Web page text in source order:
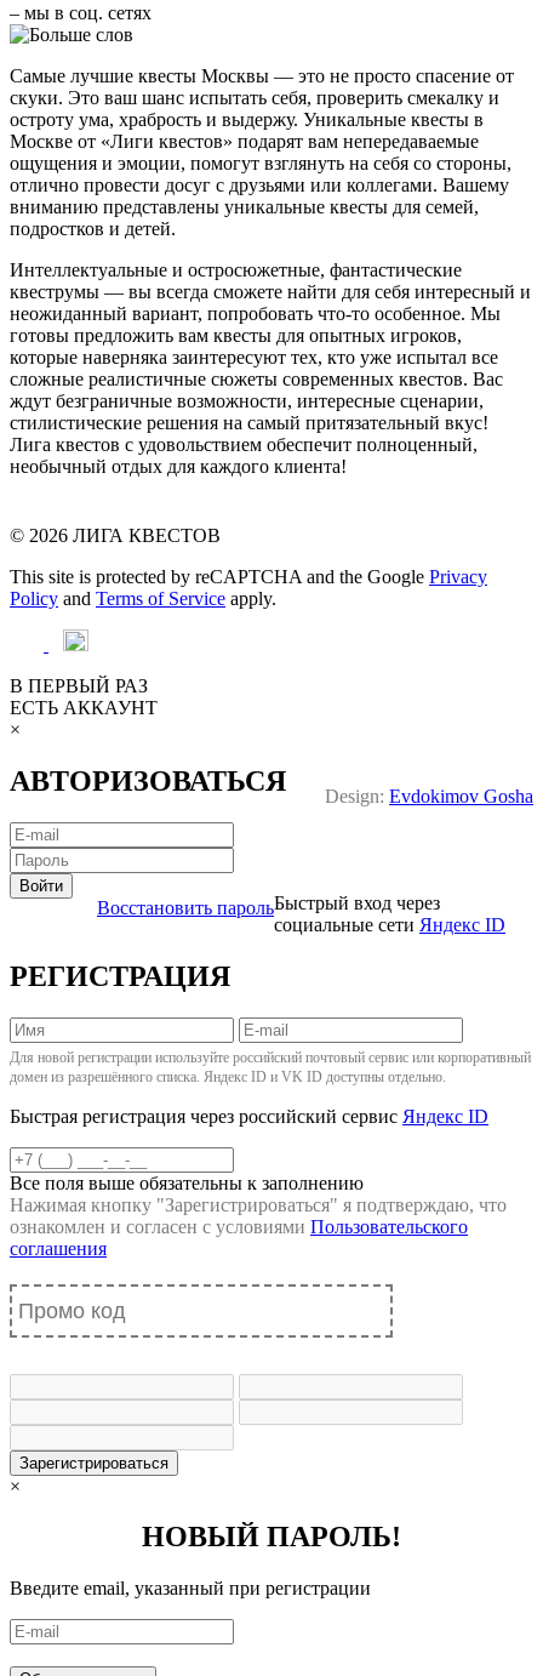
– мы в соц. сетях
Самые лучшие квесты Москвы — это не просто спасение от
скуки. Это ваш шанс испытать себя, проверить смекалку и
остроту ума, храбрость и выдержу. Уникальные квесты в
Москве от «Лиги квестов» подарят вам непередаваемые
ощущения и эмоции, помогут взглянуть на себя со стороны,
отлично провести досуг с друзьями или коллегами. Вашему
вниманию представлены уникальные квесты для семей,
подростков и детей.
Интеллектуальные и остросюжетные, фантастические
квеструмы — вы всегда сможете найти для себя интересный и
неожиданный вариант, попробовать что-то особенное. Мы
готовы предложить вам квесты для опытных игроков,
которые наверняка заинтересуют тех, кто уже испытал все
сложные реалистичные сюжеты современных квестов. Вас
ждут безграничные возможности, интересные сценарии,
стилистические решения на самый притязательный вкус!
Лига квестов с удовольствием обеспечит полноценный,
необычный отдых для каждого клиента!
© 2026 ЛИГА КВЕСТОВ
This site is protected by reCAPTCHA and the Google Privacy
Policy and Terms of Service apply.
Design: Evdokimov Gosha
В ПЕРВЫЙ РАЗ
ЕСТЬ АККАУНТ
×
АВТОРИЗОВАТЬСЯ
Войти
Восстановить парольБыстрый вход через
социальные сети Яндекс ID
РЕГИСТРАЦИЯ
Для новой регистрации используйте российский почтовый сервис или корпоративный
домен из разрешённого списка. Яндекс ID и VK ID доступны отдельно.
Быстрая регистрация через российский сервис Яндекс ID
Все поля выше обязательны к заполнению
Нажимая кнопку "Зарегистрироваться" я подтверждаю, что
ознакомлен и согласен с условиями Пользовательского
соглашения
Зарегистрироваться
×
НОВЫЙ ПАРОЛЬ!
Введите email, указанный при регистрации